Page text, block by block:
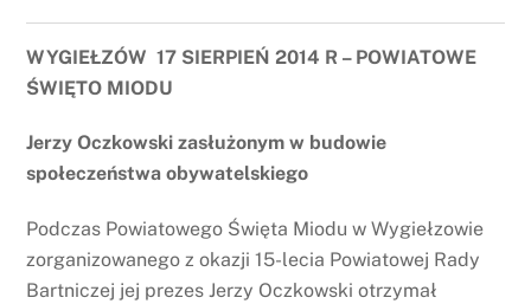
WYGIEŁZÓW 17 SIERPIEŃ 2014 R – POWIATOWE
ŚWIĘTO MIODU
Jerzy Oczkowski zasłużonym w budowie
społeczeństwa obywatelskiego
Podczas Powiatowego Święta Miodu w Wygiełzowie
zorganizowanego z okazji 15-lecia Powiatowej Rady
Bartniczej jej prezes Jerzy Oczkowski otrzymał